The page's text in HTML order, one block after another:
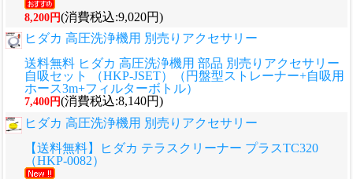
8,200円(消費税込:9,020円)
ヒダカ 高圧洗浄機用 別売りアクセサリー
送料無料 ヒダカ 高圧洗浄機用 部品 別売りアクセサリー
自吸セット （HKP-JSET）（円盤型ストレーナー+自吸用
ホース3m+フィルターボトル）
7,400円(消費税込:8,140円)
ヒダカ 高圧洗浄機用 別売りアクセサリー
【送料無料】ヒダカ テラスクリーナー プラスTC320
（HKP-0082）